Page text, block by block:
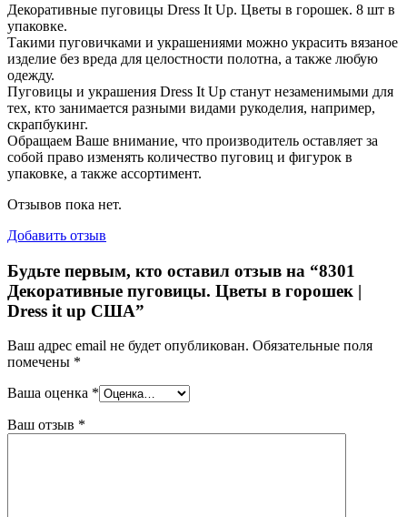
Декоративные пуговицы Dress It Up. Цветы в горошек. 8 шт в
упаковке.
Такими пуговичками и украшениями можно украсить вязаное
изделие без вреда для целостности полотна, а также любую
одежду.
Пуговицы и украшения Dress It Up станут незаменимыми для
тех, кто занимается разными видами рукоделия, например,
скрапбукинг.
Обращаем Ваше внимание, что производитель оставляет за
собой право изменять количество пуговиц и фигурок в
упаковке, а также ассортимент.
Отзывов пока нет.
Добавить отзыв
Будьте первым, кто оставил отзыв на “8301
Декоративные пуговицы. Цветы в горошек |
Dress it up США”
Ваш адрес email не будет опубликован. Обязательные поля
помечены *
Ваша оценка *
Ваш отзыв *